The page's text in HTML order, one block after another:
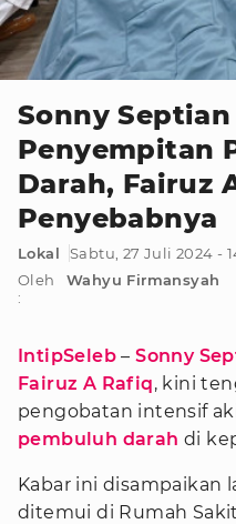
Sonny
Penyempitan
Darah, Fairuz
Penyebabnya
Lokal
Sabtu, 27 Juli 2024 -
Oleh
:
Wahyu Firmansyah
IntipSeleb –Sonny
Fairuz A Rafiq, kini
pengobatan intensif
pembuluh darah di
Kabar ini disampaikan
ditemui di Rumah